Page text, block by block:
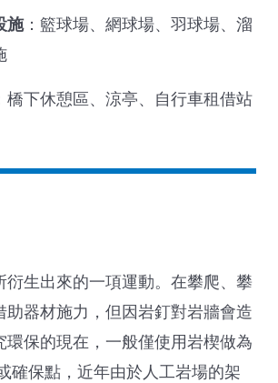
施：籃球場、網球場、羽球場、溜
橋下休憩區、涼亭、自行車租借站
衍生出來的一項運動。在攀爬、攀
助器材施力，但因岩釘對岩牆會造
環保的現在，一般僅使用岩楔做為
確保點，近年由於人工岩場的架